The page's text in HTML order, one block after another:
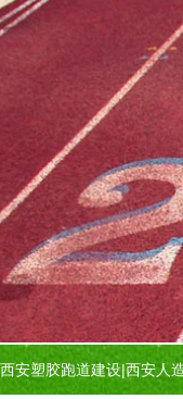
西安塑胶跑道建设|西安人